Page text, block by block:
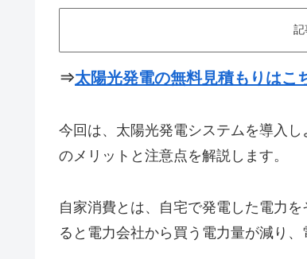
記
⇒太陽光発電の無料見積もりはこ
今回は、太陽光発電システムを導入
のメリットと注意点を解説します。
自家消費とは、自宅で発電した電力
ると電力会社から買う電力量が減り、